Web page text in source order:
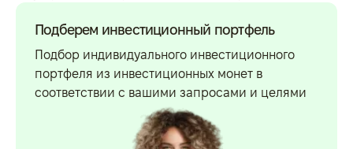
Подберем инвестиционный портфель
Подбор индивидуального инвестиционного
портфеля из инвестиционных монет в
соответствии с вашими запросами и целями